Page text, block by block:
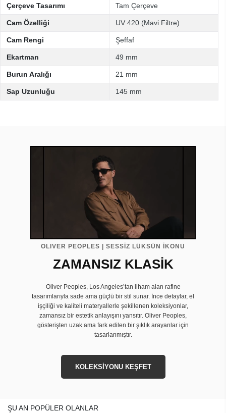
Çerçeve Tasarımı Tam Çerçeve
Cam Özelliği UV 420 (Mavi Filtre)
Cam Rengi Şeffaf
Ekartman 49 mm
Burun Aralığı 21 mm
Sap Uzunluğu 145 mm
OLIVER PEOPLES | SESSİZ LÜKSÜN İKONU
ZAMANSIZ KLASİK
Oliver Peoples, Los Angeles’tan ilham alan rafine
tasarımlarıyla sade ama güçlü bir stil sunar. İnce detaylar, el
işçiliği ve kaliteli materyallerle şekillenen koleksiyonlar,
zamansız bir estetik anlayışını yansıtır. Oliver Peoples,
gösterişten uzak ama fark edilen bir şıklık arayanlar için
tasarlanmıştır.
KOLEKSİYONU KEŞFET
ŞU AN POPÜLER OLANLAR